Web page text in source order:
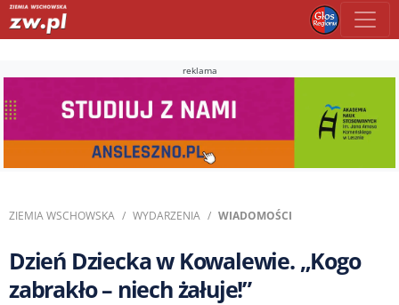
reklama
ZIEMIA WSCHOWSKA WYDARZENIA WIADOMOŚCI
Dzień Dziecka w Kowalewie. „Kogo
zabrakło – niech żałuje!”